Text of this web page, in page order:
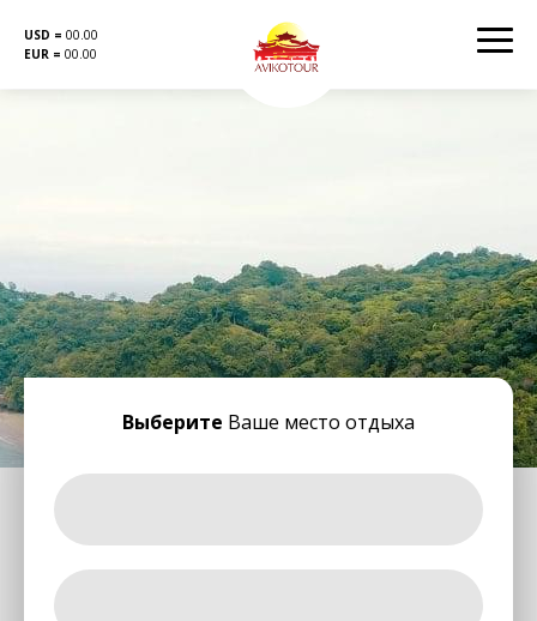
USD = 00.00
EUR = 00.00
Выберите Ваше место отдыха